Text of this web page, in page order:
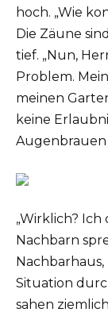
hoch. „Wie
Die Zäune
tief. „Nun,
Problem.
meinen
keine
Augenbrauen
„Wirklich?
Nachbarn
Situation
sahen